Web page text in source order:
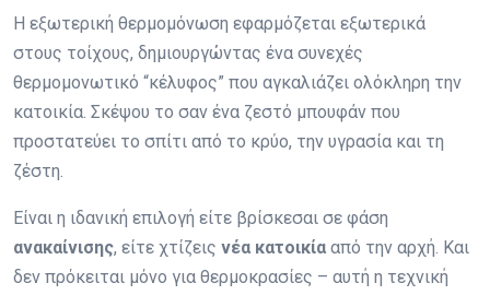
Η εξωτερική θερμομόνωση εφαρμόζεται εξωτερικά
στους τοίχους, δημιουργώντας ένα συνεχές
θερμομονωτικό “κέλυφος” που αγκαλιάζει ολόκληρη την
κατοικία. Σκέψου το σαν ένα ζεστό μπουφάν που
προστατεύει το σπίτι από το κρύο, την υγρασία και τη
ζέστη.
Είναι η ιδανική επιλογή είτε βρίσκεσαι σε φάση
ανακαίνισης, είτε χτίζεις νέα κατοικία από την αρχή. Και
δεν πρόκειται μόνο για θερμοκρασίες – αυτή η τεχνική